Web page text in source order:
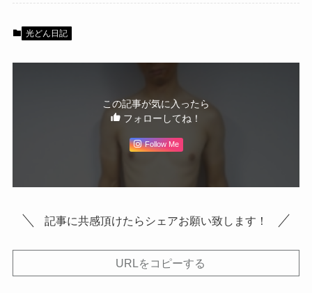
光どん日記
この記事が気に入ったら
フォローしてね！
Follow Me
記事に共感頂けたらシェアお願い致します！
URLをコピーする